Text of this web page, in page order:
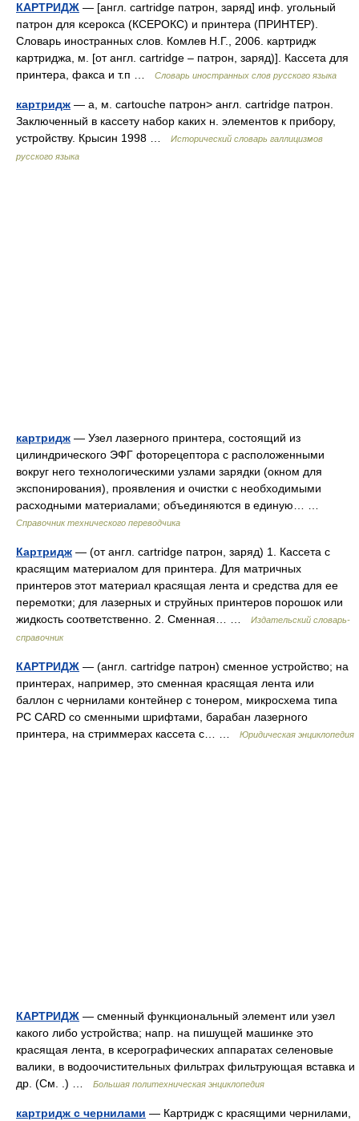
КАРТРИДЖ — [англ. cartridge патрон, заряд] инф. угольный
патрон для ксерокса (КСЕРОКС) и принтера (ПРИНТЕР).
Словарь иностранных слов. Комлев Н.Г., 2006. картридж
картриджа, м. [от англ. cartridge – патрон, заряд)]. Кассета для
принтера, факса и т.п …
Словарь иностранных слов русского языка
картридж — а, м. cartouche патрон> англ. cartridge патрон.
Заключенный в кассету набор каких н. элементов к прибору,
устройству. Крысин 1998 …
Исторический словарь галлицизмов
русского языка
картридж — Узел лазерного принтера, состоящий из
цилиндрического ЭФГ фоторецептора с расположенными
вокруг него технологическими узлами зарядки (окном для
экспонирования), проявления и очистки с необходимыми
расходными материалами; объединяются в единую… …
Справочник технического переводчика
Картридж — (от англ. cartridge патрон, заряд) 1. Кассета с
красящим материалом для принтера. Для матричных
принтеров этот материал красящая лента и средства для ее
перемотки; для лазерных и струйных принтеров порошок или
жидкость соответственно. 2. Сменная… …
Издательский словарь-
справочник
КАРТРИДЖ — (англ. cartridge патрон) сменное устройство; на
принтерах, например, это сменная красящая лента или
баллон с чернилами контейнер с тонером, микросхема типа
PC CARD со сменными шрифтами, барабан лазерного
принтера, на стриммерах кассета с… …
Юридическая энциклопедия
КАРТРИДЖ — сменный функциональный элемент или узел
какого либо устройства; напр. на пишущей машинке это
красящая лента, в ксерографических аппаратах селеновые
валики, в водоочистительных фильтрах фильтрующая вставка и
др. (См. .) …
Большая политехническая энциклопедия
картридж с чернилами — Картридж с красящими чернилами,